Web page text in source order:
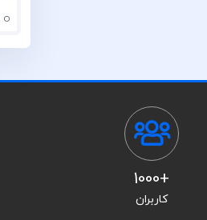
+1000
کاربران